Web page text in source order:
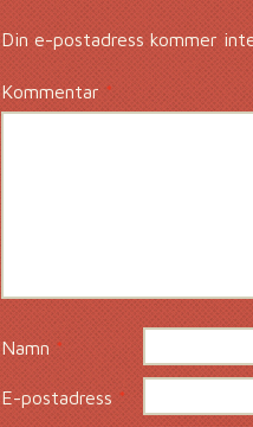
Din e-postadress kommer
Kommentar*
Namn*
E-postadress*